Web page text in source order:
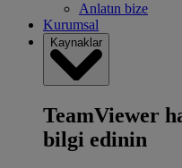
Anlatın bize
Kurumsal
Kaynaklar
TeamViewer
bilgi edinin